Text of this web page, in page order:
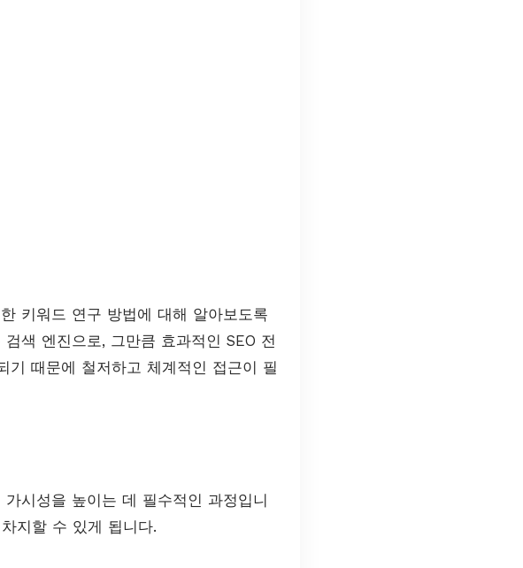
키워드 연구 방법에 대해 알아보도록
색 엔진으로, 그만큼 효과적인 SEO 전
기 때문에 철저하고 체계적인 접근이 필
시성을 높이는 데 필수적인 과정입니
지할 수 있게 됩니다.